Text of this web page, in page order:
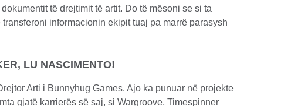
të drejtimit të artit. Do të mësoni se si ta
informacionin ekipit tuaj pa marrë parasysh
LU NASCIMENTO!
Arti i Bunnyhug Games. Ajo ka punuar në projekte
gjatë karrierës së saj, si Wargroove, Timespinner